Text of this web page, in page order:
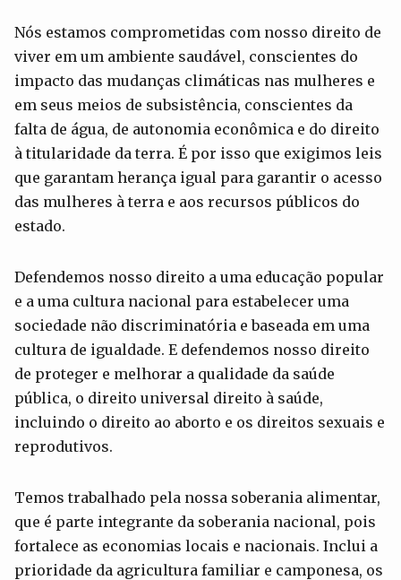
Nós estamos comprometidas com nosso direito de
viver em um ambiente saudável, conscientes do
impacto das mudanças climáticas nas mulheres e
em seus meios de subsistência, conscientes da
falta de água, de autonomia econômica e do direito
à titularidade da terra. É por isso que exigimos leis
que garantam herança igual para garantir o acesso
das mulheres à terra e aos recursos públicos do
estado.
Defendemos nosso direito a uma educação popular
e a uma cultura nacional para estabelecer uma
sociedade não discriminatória e baseada em uma
cultura de igualdade. E defendemos nosso direito
de proteger e melhorar a qualidade da saúde
pública, o direito universal direito à saúde,
incluindo o direito ao aborto e os direitos sexuais e
reprodutivos.
Temos trabalhado pela nossa soberania alimentar,
que é parte integrante da soberania nacional, pois
fortalece as economias locais e nacionais. Inclui a
prioridade da agricultura familiar e camponesa, os